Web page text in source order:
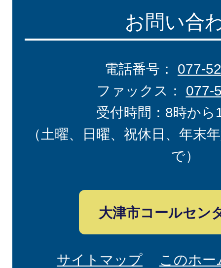
お問い合
電話番号： 077-
ファックス： 077-
受付時間：8時から
（土曜、日曜、祝休日、年末
で）
大津市コールセン
サイトマップ このホ